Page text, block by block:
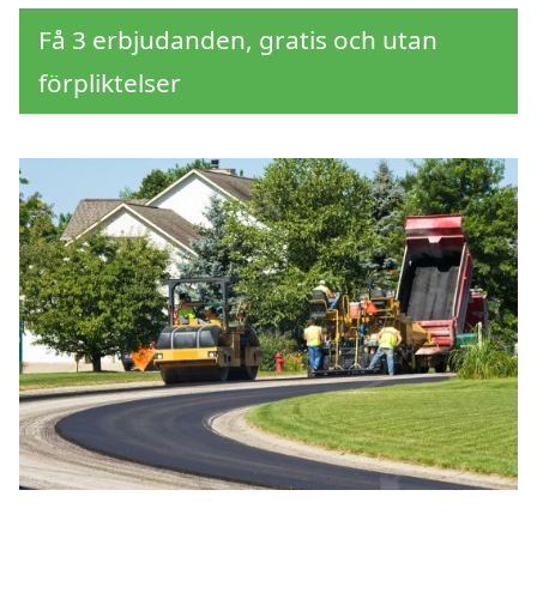
Få 3 erbjudanden, gratis och utan
förpliktelser